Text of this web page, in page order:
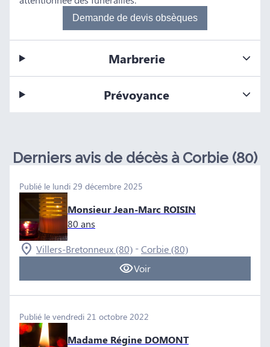
Demande de devis obsèques
Marbrerie
Prévoyance
Derniers avis de décès à Corbie (80)
Publié le lundi 29 décembre 2025
Monsieur Jean-Marc ROISIN
80 ans
Villers-Bretonneux (80) -Corbie (80)
Voir
Publié le vendredi 21 octobre 2022
Madame Régine DOMONT